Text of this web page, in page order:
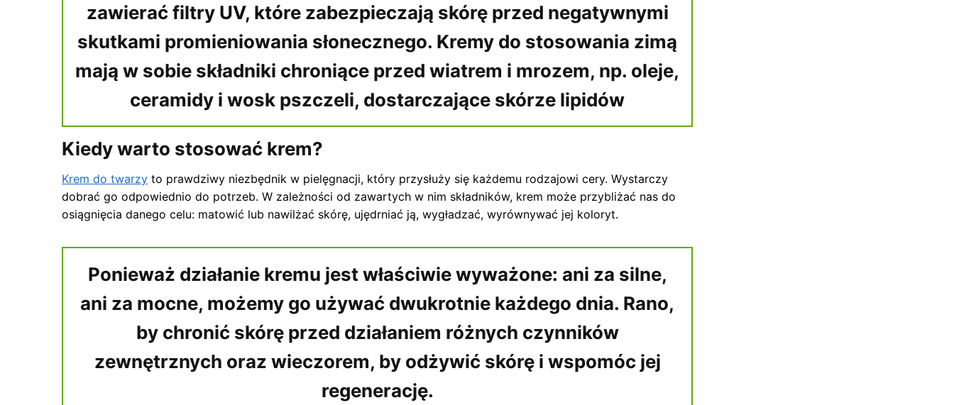
zawierać filtry UV, które zabezpieczają skórę przed negatywnymi
skutkami promieniowania słonecznego. Kremy do stosowania zimą
mają w sobie składniki chroniące przed wiatrem i mrozem, np. oleje,
ceramidy i wosk pszczeli, dostarczające skórze lipidów
Kiedy warto stosować krem?
Krem do twarzy to prawdziwy niezbędnik w pielęgnacji, który przysłuży się każdemu rodzajowi cery. Wystarczy
dobrać go odpowiednio do potrzeb. W zależności od zawartych w nim składników, krem może przybliżać nas do
osiągnięcia danego celu: matowić lub nawilżać skórę, ujędrniać ją, wygładzać, wyrównywać jej koloryt.
Ponieważ działanie kremu jest właściwie wyważone: ani za silne,
ani za mocne, możemy go używać dwukrotnie każdego dnia. Rano,
by chronić skórę przed działaniem różnych czynników
zewnętrznych oraz wieczorem, by odżywić skórę i wspomóc jej
regenerację.